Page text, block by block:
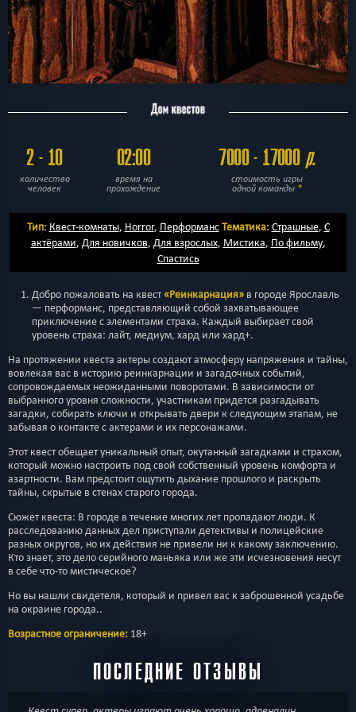
2 - 10
количество
человек
02:00
время на
прохождение
7000 - 17000 р.
стоимость игры
одной команды *
Тип: Квест-комнаты, Horror, ПерформансТематика: Страшные, С
актёрами, Для новичков, Для взрослых, Мистика, По фильму,
Спастись
Добро пожаловать на квест«Реинкарнация» в городе Ярославль
— перформанс, представляющий собой захватывающее
приключение с элементами страха. Каждый выбирает свой
уровень страха: лайт, медиум, хард или хард+.
На протяжении квеста актеры создают атмосферу напряжения и тайны,
вовлекая вас в историю реинкарнации и загадочных событий,
сопровождаемых неожиданными поворотами. В зависимости от
выбранного уровня сложности, участникам придется разгадывать
загадки, собирать ключи и открывать двери к следующим этапам, не
забывая о контакте с актерами и их персонажами.
Этот квест обещает уникальный опыт, окутанный загадками и страхом,
который можно настроить под свой собственный уровень комфорта и
азартности. Вам предстоит ощутить дыхание прошлого и раскрыть
тайны, скрытые в стенах старого города.
Сюжет квеста: В городе в течение многих лет пропадают люди. К
расследованию данных дел приступали детективы и полицейские
разных округов, но их действия не привели ни к какому заключению.
Кто знает, это дело серийного маньяка или же эти исчезновения несут
в себе что-то мистическое?
Но вы нашли свидетеля, который и привел вас к заброшенной усадьбе
на окраине города..
Возрастное ограничение: 18+
ПОСЛЕДНИЕ ОТЗЫВЫ